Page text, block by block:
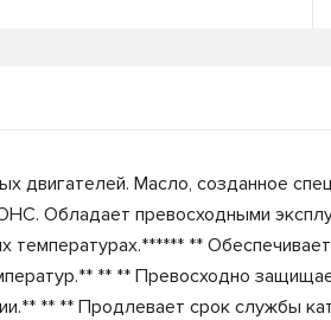
двигателей. Масло, созданное
Обладает превосходными
температурах.****** **
** ** Превосходно
** ** Продлевает срок службы